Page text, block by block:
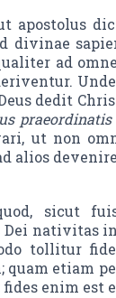
apostolus
divinae
ad
dedit
praeordinatis
ut non
alios
sicut
Dei nativitas
tollitur
etiam
enim est